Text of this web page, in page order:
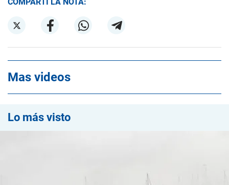
Mas videos
Lo más visto